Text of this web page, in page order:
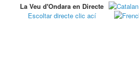
La Veu d'Ondara en Directe
Escoltar directe clic ací